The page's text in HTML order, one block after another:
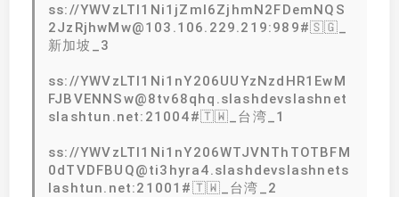
ss://YWVzLTI1Ni1jZmI6ZjhmN2FDemNQS
2JzRjhwMw@103.106.229.219:989#🇸🇬_
新加坡_3
ss://YWVzLTI1Ni1nY206UUYzNzdHR1EwM
FJBVENNSw@8tv68qhq.slashdevslashnet
slashtun.net:21004#🇹🇼_台湾_1
ss://YWVzLTI1Ni1nY206WTJVNThTOTBFM
0dTVDFBUQ@ti3hyra4.slashdevslashnets
lashtun.net:21001#🇹🇼_台湾_2